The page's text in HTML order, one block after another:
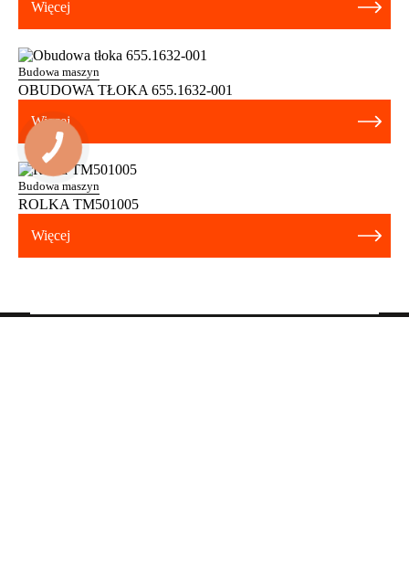
Więcej
Budowa maszyn
OBUDOWA TŁOKA 655.1632-001
Więcej
Budowa maszyn
ROLKA TM501005
Więcej